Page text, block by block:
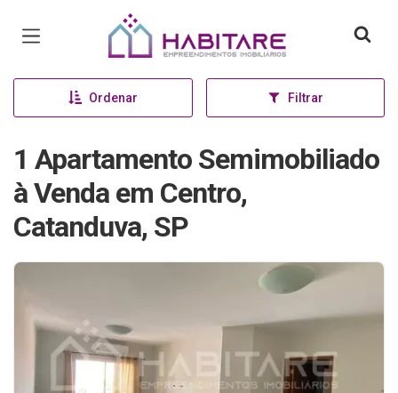
Página inicial
Ordenar Filtrar
1 Apartamento Semimobiliado
à Venda em Centro,
Catanduva, SP